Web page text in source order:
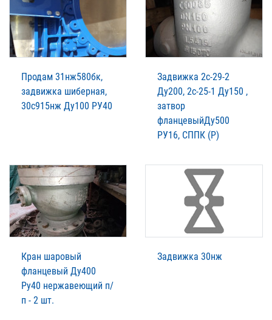
Продам 31нж580бк,
задвижка шиберная,
30с915нж Ду100 РУ40
Задвижка 2с-29-2
Ду200, 2с-25-1 Ду150 ,
затвор
фланцевыйДу500
РУ16, СППК (Р)
Кран шаровый
фланцевый Ду400
Ру40 нержавеющий п/
п - 2 шт.
Задвижка 30нж